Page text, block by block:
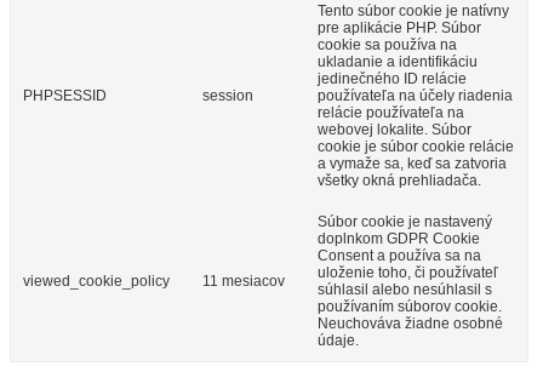
PHPSESSID session
Tento súbor cookie je natívny
pre aplikácie PHP. Súbor
cookie sa používa na
ukladanie a identifikáciu
jedinečného ID relácie
používateľa na účely riadenia
relácie používateľa na
webovej lokalite. Súbor
cookie je súbor cookie relácie
a vymaže sa, keď sa zatvoria
všetky okná prehliadača.
viewed_cookie_policy 11 mesiacov
Súbor cookie je nastavený
doplnkom GDPR Cookie
Consent a používa sa na
uloženie toho, či používateľ
súhlasil alebo nesúhlasil s
používaním súborov cookie.
Neuchováva žiadne osobné
údaje.